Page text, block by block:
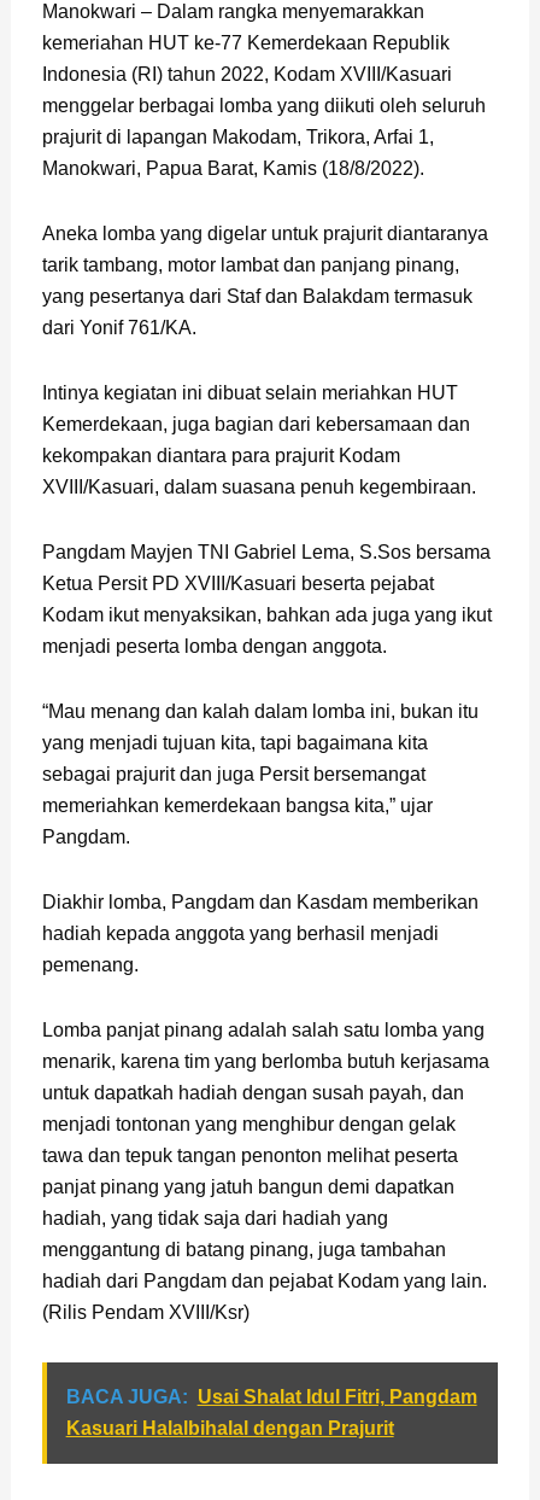
Manokwari – Dalam rangka menyemarakkan
kemeriahan HUT ke-77 Kemerdekaan Republik
Indonesia (RI) tahun 2022, Kodam XVIII/Kasuari
menggelar berbagai lomba yang diikuti oleh seluruh
prajurit di lapangan Makodam, Trikora, Arfai 1,
Manokwari, Papua Barat, Kamis (18/8/2022).
Aneka lomba yang digelar untuk prajurit diantaranya
tarik tambang, motor lambat dan panjang pinang,
yang pesertanya dari Staf dan Balakdam termasuk
dari Yonif 761/KA.
Intinya kegiatan ini dibuat selain meriahkan HUT
Kemerdekaan, juga bagian dari kebersamaan dan
kekompakan diantara para prajurit Kodam
XVIII/Kasuari, dalam suasana penuh kegembiraan.
Pangdam Mayjen TNI Gabriel Lema, S.Sos bersama
Ketua Persit PD XVIII/Kasuari beserta pejabat
Kodam ikut menyaksikan, bahkan ada juga yang ikut
menjadi peserta lomba dengan anggota.
“Mau menang dan kalah dalam lomba ini, bukan itu
yang menjadi tujuan kita, tapi bagaimana kita
sebagai prajurit dan juga Persit bersemangat
memeriahkan kemerdekaan bangsa kita,” ujar
Pangdam.
Diakhir lomba, Pangdam dan Kasdam memberikan
hadiah kepada anggota yang berhasil menjadi
pemenang.
Lomba panjat pinang adalah salah satu lomba yang
menarik, karena tim yang berlomba butuh kerjasama
untuk dapatkah hadiah dengan susah payah, dan
menjadi tontonan yang menghibur dengan gelak
tawa dan tepuk tangan penonton melihat peserta
panjat pinang yang jatuh bangun demi dapatkan
hadiah, yang tidak saja dari hadiah yang
menggantung di batang pinang, juga tambahan
hadiah dari Pangdam dan pejabat Kodam yang lain.
(Rilis Pendam XVIII/Ksr)
BACA JUGA: Usai Shalat Idul Fitri, Pangdam
Kasuari Halalbihalal dengan Prajurit